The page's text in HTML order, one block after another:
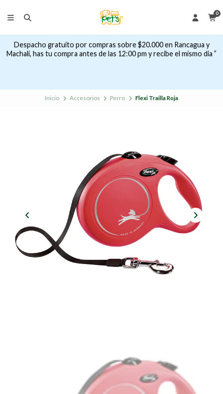
0
Despacho gratuito por compras sobre $20.000 en Rancagua y
Machalí, has tu compra antes de las 12:00 pm y recibe el mismo dia ”
Inicio Accesorios Perro Flexi Trailla Roja